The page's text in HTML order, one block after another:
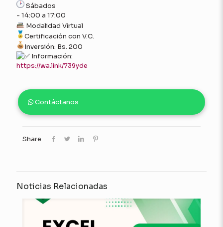
Sábados
- 14:00 a 17:00
Modalidad Virtual
Certificación con V.C.
Inversión: Bs. 200
Información:
https://wa.link/739yde
Contáctanos
Share
Noticias Relacionadas